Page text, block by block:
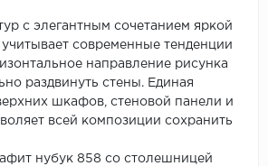
с элегантным сочетанием яркой
современные тенденции
направление рисунка
раздвинуть стены. Единая
шкафов, стеновой панели и
всей композиции сохранить
нубук 858 со столешницей